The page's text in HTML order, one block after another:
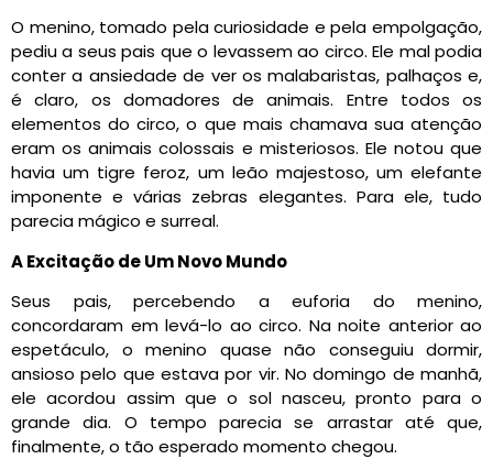
O menino, tomado pela curiosidade e pela empolgação,
pediu a seus pais que o levassem ao circo. Ele mal podia
conter a ansiedade de ver os malabaristas, palhaços e,
é claro, os domadores de animais. Entre todos os
elementos do circo, o que mais chamava sua atenção
eram os animais colossais e misteriosos. Ele notou que
havia um tigre feroz, um leão majestoso, um elefante
imponente e várias zebras elegantes. Para ele, tudo
parecia mágico e surreal.
A Excitação de Um Novo Mundo
Seus pais, percebendo a euforia do menino,
concordaram em levá-lo ao circo. Na noite anterior ao
espetáculo, o menino quase não conseguiu dormir,
ansioso pelo que estava por vir. No domingo de manhã,
ele acordou assim que o sol nasceu, pronto para o
grande dia. O tempo parecia se arrastar até que,
finalmente, o tão esperado momento chegou.